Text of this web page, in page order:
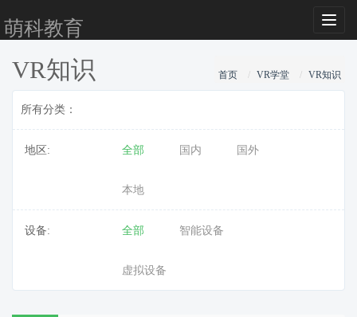
萌科教育
VR知识 首页 VR学堂 VR知识
所有分类：
地区: 全部 国内 国外
本地
设备: 全部 智能设备
虚拟设备